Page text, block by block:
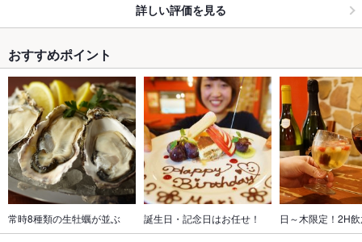
詳しい評価を見る
おすすめポイント
常時8種類の生牡蠣が並ぶ 誕生日・記念日はお任せ！ 日～木限定！2H